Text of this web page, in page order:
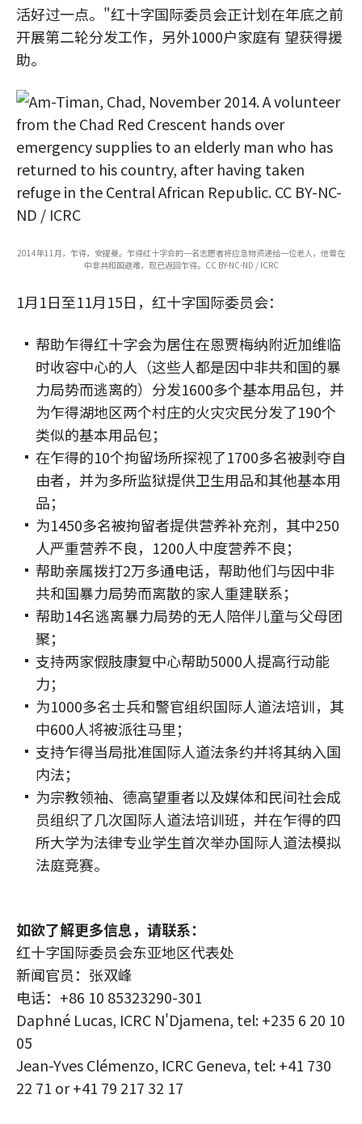
活好过一点。"红十字国际委员会正计划在年底之前
开展第二轮分发工作，另外1000户家庭有 望获得援
助。
2014年11月，乍得，安提曼。乍得红十字会的一名志愿者将应急物资递给一位老人，他曾在
中非共和国避难，现已返回乍得。CC BY-NC-ND / ICRC
1月1日至11月15日，红十字国际委员会：
帮助乍得红十字会为居住在恩贾梅纳附近加维临
时收容中心的人（这些人都是因中非共和国的暴
力局势而逃离的）分发1600多个基本用品包，并
为乍得湖地区两个村庄的火灾灾民分发了190个
类似的基本用品包；
在乍得的10个拘留场所探视了1700多名被剥夺自
由者，并为多所监狱提供卫生用品和其他基本用
品；
为1450多名被拘留者提供营养补充剂，其中250
人严重营养不良，1200人中度营养不良；
帮助亲属拨打2万多通电话，帮助他们与因中非
共和国暴力局势而离散的家人重建联系；
帮助14名逃离暴力局势的无人陪伴儿童与父母团
聚；
支持两家假肢康复中心帮助5000人提高行动能
力；
为1000多名士兵和警官组织国际人道法培训，其
中600人将被派往马里；
支持乍得当局批准国际人道法条约并将其纳入国
内法；
为宗教领袖、德高望重者以及媒体和民间社会成
员组织了几次国际人道法培训班，并在乍得的四
所大学为法律专业学生首次举办国际人道法模拟
法庭竞赛。
如欲了解更多信息，请联系：
红十字国际委员会东亚地区代表处
新闻官员：张双峰
电话：+86 10 85323290-301
Daphné Lucas, ICRC N'Djamena, tel: +235 6 20 10
05
Jean-Yves Clémenzo, ICRC Geneva, tel: +41 730
22 71 or +41 79 217 32 17